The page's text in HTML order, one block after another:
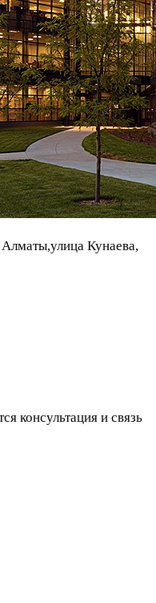
Кунаева,
консультация и связь